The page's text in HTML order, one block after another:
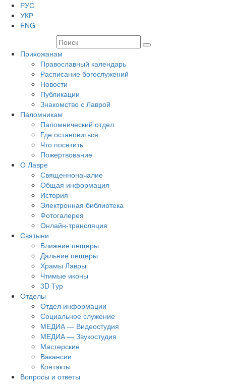
РУС
УКР
ENG
Прихожанам
Православный календарь
Расписание богослужений
Новости
Публикации
Знакомство с Лаврой
Паломникам
Паломнический отдел
Где остановиться
Что посетить
Пожертвование
О Лавре
Священноначалие
Общая информация
История
Электронная библиотека
Фотогалерея
Онлайн-трансляция
Святыни
Ближние пещеры
Дальние пещеры
Храмы Лавры
Чтимые иконы
3D Тур
Отделы
Отдел информации
Социальное служение
МЕДИА — Видеостудия
МЕДИА — Звукостудия
Мастерские
Вакансии
Контакты
Вопросы и ответы